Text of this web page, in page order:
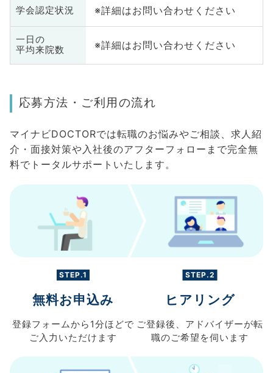
学会認定状況 ※詳細はお問い合わせください
一日の
平均来院数
※詳細はお問い合わせください
応募方法・ご利用の流れ
マイナビDOCTORでは転職のお悩みやご相談、求人紹
介・面接対策や入社後のアフターフォローまで完全無
料でトータルサポートいたします。
STEP.1
無料お申込み
登録フォームから 1分ほどで
ご入力 いただけます
STEP.2
ヒアリング
ご登録後、 アドバイザーが転
職のご希望を伺います